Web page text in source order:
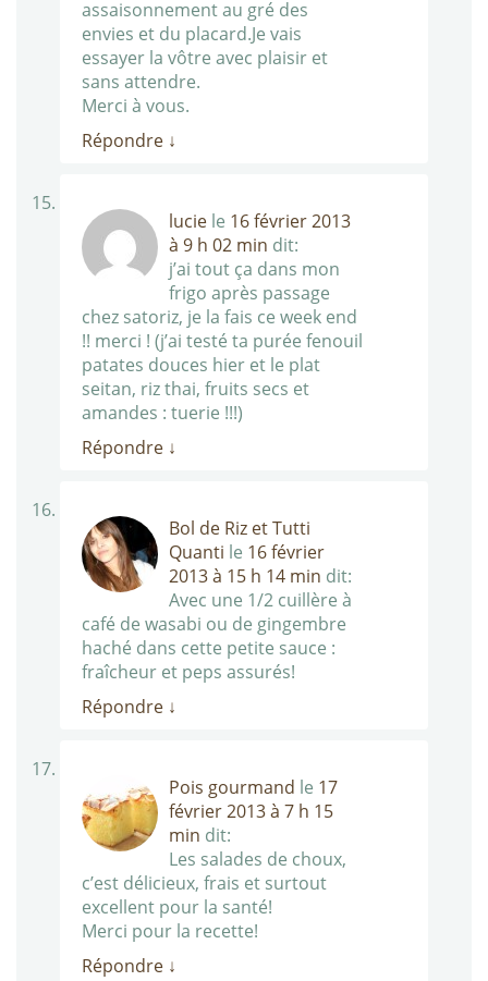
assaisonnement au gré des
envies et du placard.Je vais
essayer la vôtre avec plaisir et
sans attendre.
Merci à vous.
Répondre ↓
lucie le 16 février 2013
à 9 h 02 min dit:
j’ai tout ça dans mon
frigo après passage
chez satoriz, je la fais ce week end
!! merci ! (j’ai testé ta purée fenouil
patates douces hier et le plat
seitan, riz thai, fruits secs et
amandes : tuerie !!!)
Répondre ↓
Bol de Riz et Tutti
Quanti le 16 février
2013 à 15 h 14 min dit:
Avec une 1/2 cuillère à
café de wasabi ou de gingembre
haché dans cette petite sauce :
fraîcheur et peps assurés!
Répondre ↓
Pois gourmand le 17
février 2013 à 7 h 15
min dit:
Les salades de choux,
c’est délicieux, frais et surtout
excellent pour la santé!
Merci pour la recette!
Répondre ↓